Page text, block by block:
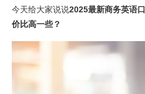
今天给大家说说2025最新商务英语
价比高一些？